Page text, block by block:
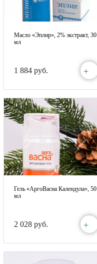
Масло «Эплир», 2% экстракт, 30
мл
1 884 руб. +
Гель «АргоВасна Календула», 50
мл
2 028 руб. +